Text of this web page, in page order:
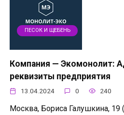
ПЕСОК И ЩЕБЕНЬ
Компания — Экомонолит:
реквизиты предприятия
13.04.2024 0 240
Москва, Бориса Галушкина, 19